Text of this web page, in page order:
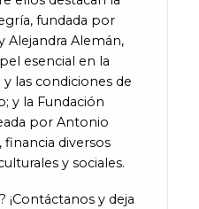
fundada por
Alejandra Alemán,
esencial en la
las condiciones de
y la Fundación
por Antonio
financia diversos
y sociales.
¡Contáctanos y deja